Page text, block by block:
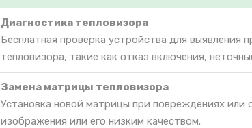
Диагностика тепловизора
Бесплатная проверка устройства для выявления
тепловизора, такие как отказ включения,
Замена матрицы тепловизора
Установка новой матрицы при повреждениях или
изображения или его низким качеством.